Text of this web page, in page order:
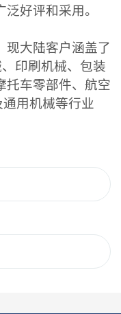
好评和采用。
现大陆客户涵盖了
印刷机械、包装
托车零部件、航空
用机械等行业